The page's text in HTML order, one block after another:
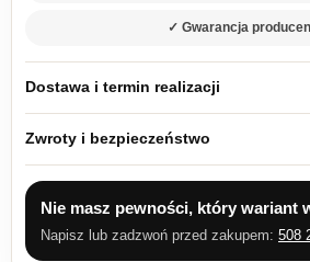
✓ Gwarancja
Dostawa i termin realizacji
Zwroty i bezpieczeństwo
Nie masz pewności, który wariant
Napisz lub zadzwoń przed zakupem: 508